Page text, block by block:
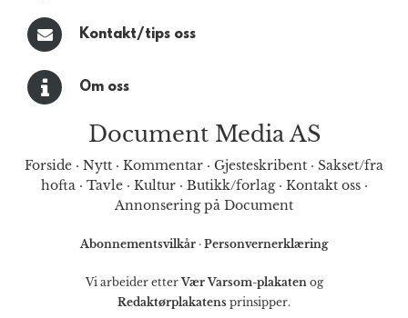
Kontakt/tips oss
Om oss
Document Media AS
Forside · Nytt · Kommentar · Gjesteskribent · Sakset/fra
hofta· Tavle· Kultur· Butikk/forlag· Kontakt oss·
Annonsering på Document
Abonnementsvilkår · Personvernerklæring
Vi arbeider etterVær Varsom-plakatenog
Redaktørplakatens prinsipper.